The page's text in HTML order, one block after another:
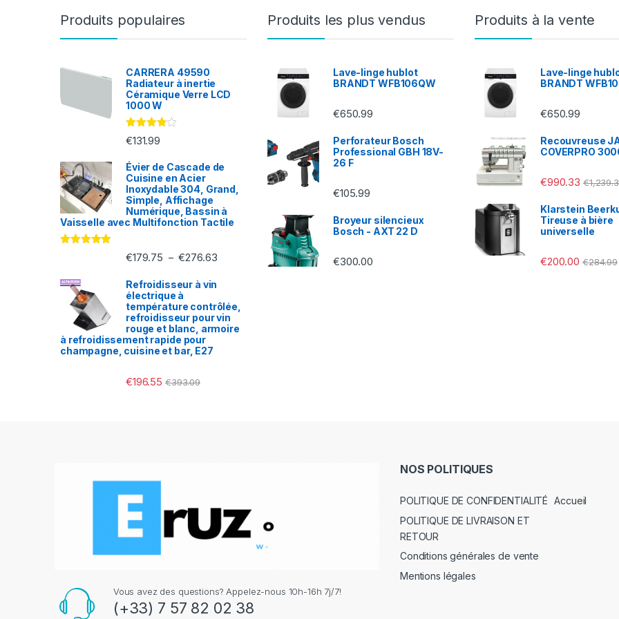
Produits populaires
CARRERA 49590
Radiateur à inertie
Céramique Verre LCD
1000 W
Note
3.71
€131.99
Évier de Cascade de
Cuisine en Acier
Inoxydable 304, Grand,
Simple, Affichage
Numérique, Bassin à
Vaisselle avec Multifonction Tactile
€179.75 – €276.63
Refroidisseur à vin
électrique à
température contrôlée,
refroidisseur pour vin
rouge et blanc, armoire
à refroidissement rapide pour
champagne, cuisine et bar, E27
€196.55 €393.09
Produits les plus vendus
Lave-linge hublot
BRANDT WFB106QW
€650.99
Perforateur Bosch
Professional GBH 18V-
26 F
€105.99
Broyeur silencieux
Bosch - AXT 22 D
€300.00
Produits à la vente
Lave-linge
BRANDT
€650.99
Recouvreuse
COVERPRO
€990.33 €
Klarstein
Tireuse à bière
universelle
€200.00 €284.99
Vous avez des questions? Appelez-nous 10h-16h 7j/7!
(+33) 7 57 82 02 38
NOS POLITIQUES
POLITIQUE DE CONFIDENTIALITÉ
POLITIQUE DE LIVRAISON ET
RETOUR
Conditions générales de vente
Mentions légales
Accueil